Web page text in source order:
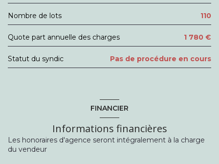
accès handicapé
Nombre de lots 110
Quote part annuelle des charges 1 780 €
Statut du syndic Pas de procédure en cours
FINANCIER
Informations financières
Les honoraires d'agence seront intégralement à la charge
du vendeur